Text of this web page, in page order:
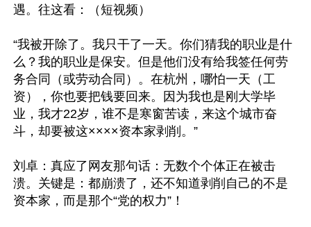
遇。往这看：（短视频）
“我被开除了。我只干了一天。你们猜我的职业是什
么？我的职业是保安。但是他们没有给我签任何劳
务合同（或劳动合同）。在杭州，哪怕一天（工
资），你也要把钱要回来。因为我也是刚大学毕
业，我才22岁，谁不是寒窗苦读，来这个城市奋
斗，却要被这××××资本家剥削。”
刘卓：真应了网友那句话：无数个个体正在被击
溃。关键是：都崩溃了，还不知道剥削自己的不是
资本家，而是那个“党的权力”！